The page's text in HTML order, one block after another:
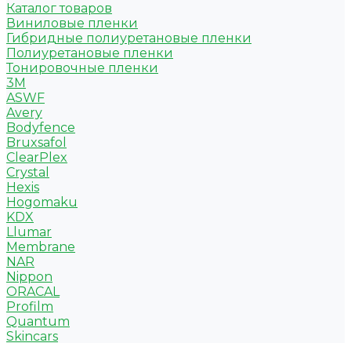
Каталог товаров
Виниловые пленки
Гибридные полиуретановые пленки
Полиуретановые пленки
Тонировочные пленки
3M
ASWF
Avery
Bodyfence
Bruxsafol
ClearPlex
Crystal
Hexis
Hogomaku
KDX
Llumar
Membrane
NAR
Nippon
ORACAL
Profilm
Quantum
Skincars